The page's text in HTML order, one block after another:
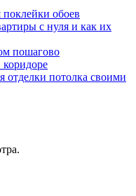
обоев
с нуля и как их
пошагово
коридоре
отделки потолка своими